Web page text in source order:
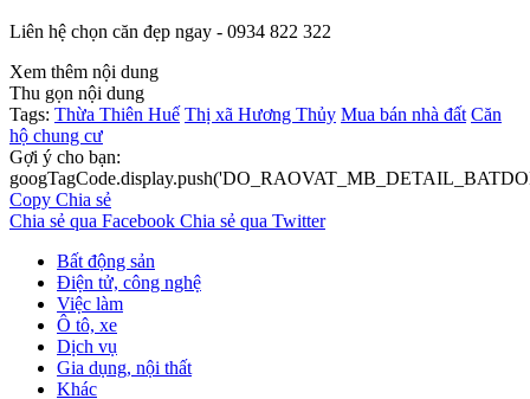
Liên hệ chọn căn đẹp ngay - 0934 822 322
Xem thêm nội dung
Thu gọn nội dung
Tags: Thừa Thiên Huế Thị xã Hương Thủy Mua bán nhà đất Căn
hộ chung cư
Gợi ý cho bạn:
Copy Chia sẻ
Chia sẻ qua Facebook Chia sẻ qua Twitter
Bất động sản
Điện tử, công nghệ
Việc làm
Ô tô, xe
Dịch vụ
Gia dụng, nội thất
Khác